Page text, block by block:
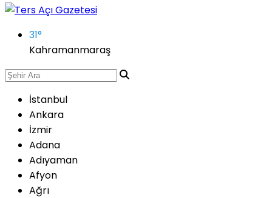
31°
Kahramanmaraş
İstanbul
Ankara
İzmir
Adana
Adıyaman
Afyon
Ağrı